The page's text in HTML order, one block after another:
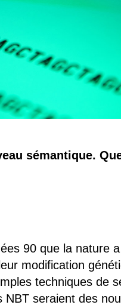
sémantique.
90 que la nature
modification
techniques de
NBT seraient des